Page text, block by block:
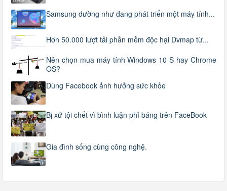
Samsung dường như đang phát triển một máy tính...
Hơn 50.000 lượt tải phần mềm độc hại Dvmap từ...
Nên chọn mua máy tính Windows 10 S hay Chrome
OS?
Dùng Facebook ảnh hưởng sức khỏe
Bị xử tội chết vì bình luận phỉ báng trên FaceBook
Gia đình sống cùng công nghệ.